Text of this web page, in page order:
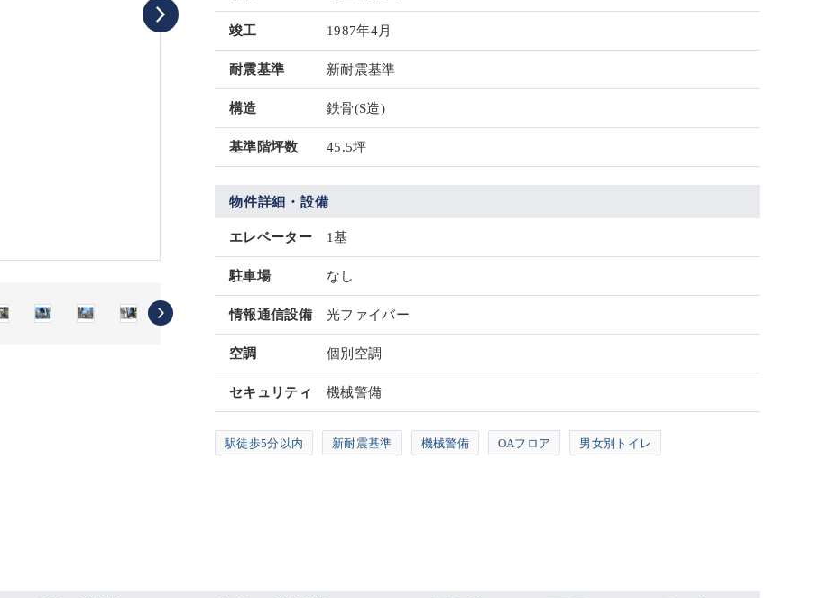
竣工 1987年4月
耐震基準 新耐震基準
構造 鉄骨(S造)
基準階坪数 45.5坪
物件詳細・設備
エレベーター 1基
駐車場 なし
情報通信設備 光ファイバー
空調 個別空調
セキュリティ 機械警備
駅徒歩5分以内 新耐震基準 機械警備 OAフロア 男女別トイレ